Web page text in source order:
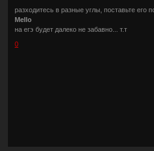
разходитесь в разные углы, поставьте его
Mello
на егэ будет далеко не забавно... т.т
0